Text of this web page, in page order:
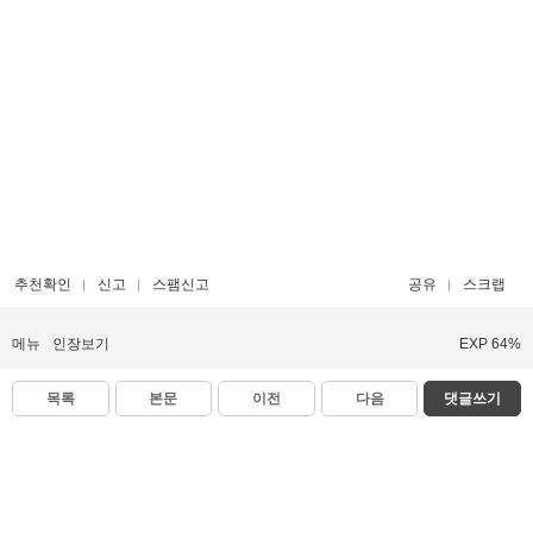
추천확인 신고 스팸신고 공유 스크랩
메뉴 인장보기 EXP 64%
목록 본문 이전 다음 댓글쓰기